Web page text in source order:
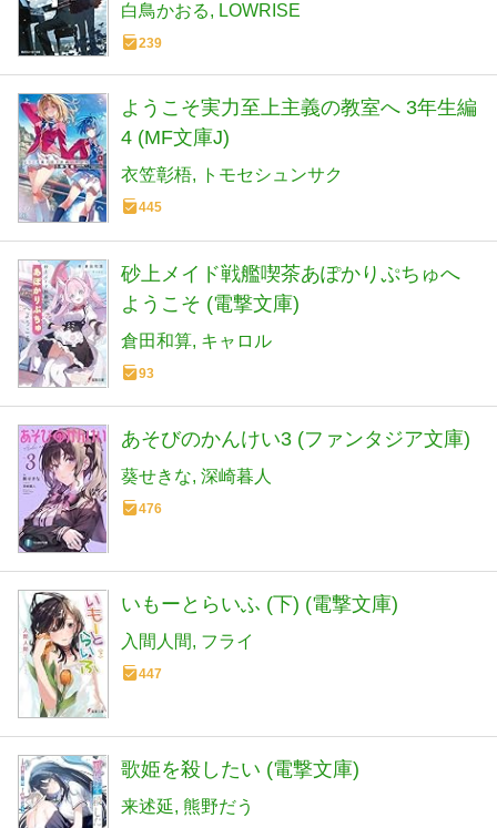
白鳥かおる LOWRISE
239
ようこそ実力至上主義の教室へ 3年生編
4 (MF文庫J)
衣笠彰梧 トモセシュンサク
445
砂上メイド戦艦喫茶あぽかりぷちゅへ
ようこそ (電撃文庫)
倉田和算 キャロル
93
あそびのかんけい3 (ファンタジア文庫)
葵せきな 深崎暮人
476
いもーとらいふ (下) (電撃文庫)
入間人間 フライ
447
歌姫を殺したい (電撃文庫)
来述延 熊野だう